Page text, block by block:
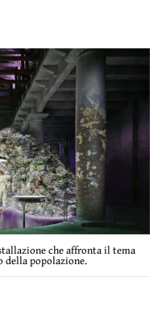
che affronta il tema
della popolazione.